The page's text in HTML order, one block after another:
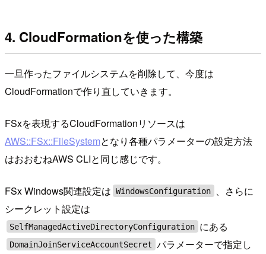
4. CloudFormationを使った構築
一旦作ったファイルシステムを削除して、今度は
CloudFormationで作り直していきます。
FSxを表現するCloudFormationリソースは
AWS::FSx::FileSystemとなり各種パラメーターの設定方法
はおおむねAWS CLIと同じ感じです。
FSx Windows関連設定は WindowsConfiguration
、さらに
シークレット設定は
SelfManagedActiveDirectoryConfiguration にある
DomainJoinServiceAccountSecret パラメーターで指定し